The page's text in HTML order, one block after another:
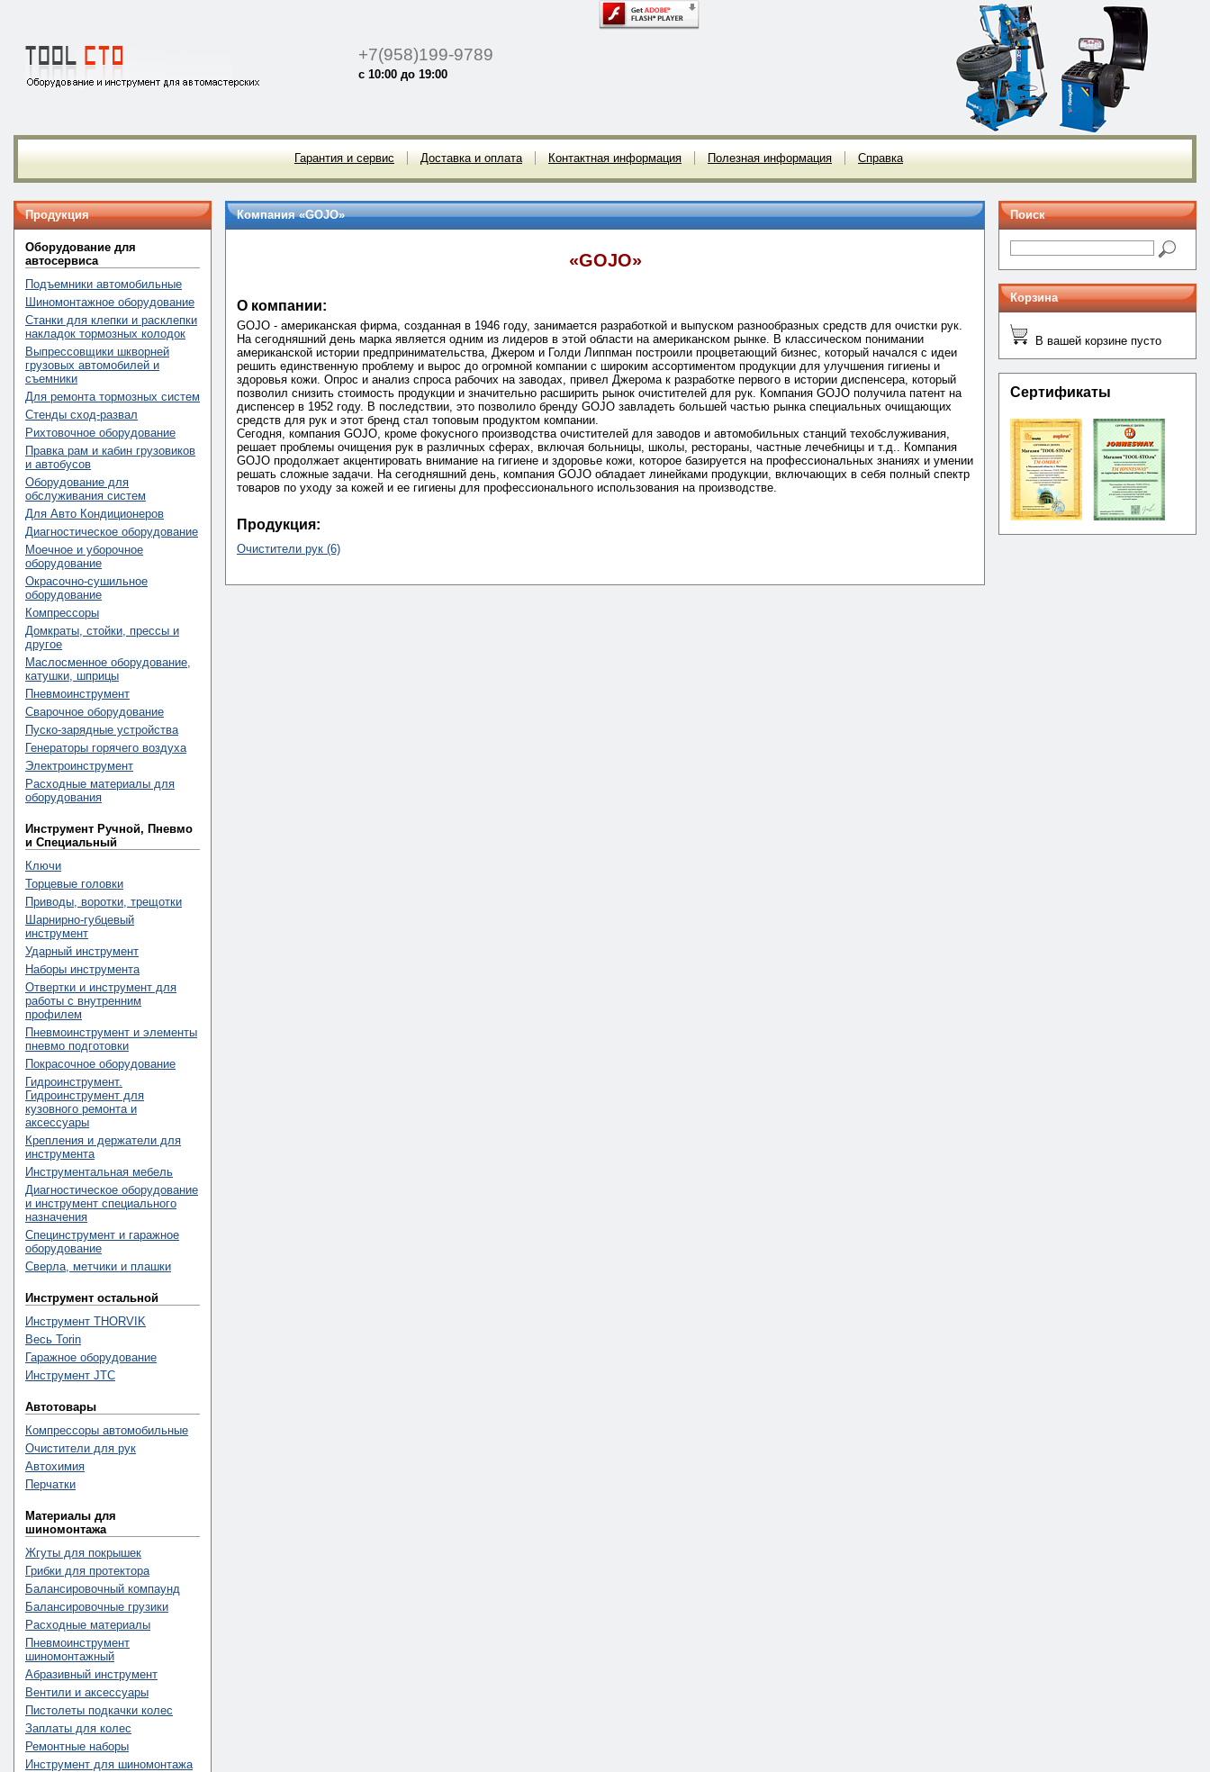
+7(958)199-9789
с 10:00 до 19:00
Гарантия и сервис Доставка и оплата Контактная информация Полезная информация Справка
Продукция
Оборудование для
автосервиса
Подъемники автомобильные
Шиномонтажное оборудование
Станки для клепки и расклепки
накладок тормозных колодок
Выпрессовщики шкворней
грузовых автомобилей и
съемники
Для ремонта тормозных систем
Стенды сход-развал
Рихтовочное оборудование
Правка рам и кабин грузовиков
и автобусов
Оборудование для
обслуживания систем
Для Авто Кондиционеров
Диагностическое оборудование
Моечное и уборочное
оборудование
Окрасочно-сушильное
оборудование
Компрессоры
Домкраты, стойки, прессы и
другое
Маслосменное оборудование,
катушки, шприцы
Пневмоинструмент
Сварочное оборудование
Пуско-зарядные устройства
Генераторы горячего воздуха
Электроинструмент
Расходные материалы для
оборудования
Инструмент Ручной, Пневмо
и Специальный
Ключи
Торцевые головки
Приводы, воротки, трещотки
Шарнирно-губцевый
инструмент
Ударный инструмент
Наборы инструмента
Отвертки и инструмент для
работы с внутренним
профилем
Пневмоинструмент и элементы
пневмо подготовки
Покрасочное оборудование
Гидроинструмент.
Гидроинструмент для
кузовного ремонта и
аксессуары
Крепления и держатели для
инструмента
Инструментальная мебель
Диагностическое оборудование
и инструмент специального
назначения
Специнструмент и гаражное
оборудование
Сверла, метчики и плашки
Инструмент остальной
Инструмент THORVIK
Весь Torin
Гаражное оборудование
Инструмент JTC
Автотовары
Компрессоры автомобильные
Очистители для рук
Автохимия
Перчатки
Материалы для
шиномонтажа
Жгуты для покрышек
Грибки для протектора
Балансировочный компаунд
Балансировочные грузики
Расходные материалы
Пневмоинструмент
шиномонтажный
Абразивный инструмент
Вентили и аксессуары
Пистолеты подкачки колес
Заплаты для колес
Ремонтные наборы
Инструмент для шиномонтажа
Компания «GOJO»
«GOJO»
О компании:
GOJO - американская фирма, созданная в 1946 году, занимается разработкой и выпуском разнообразных средств для очистки рук.
На сегодняшний день марка является одним из лидеров в этой области на американском рынке. В классическом понимании
американской истории предпринимательства, Джером и Голди Липпман построили процветающий бизнес, который начался с идеи
решить единственную проблему и вырос до огромной компании с широким ассортиментом продукции для улучшения гигиены и
здоровья кожи. Опрос и анализ спроса рабочих на заводах, привел Джерома к разработке первого в истории диспенсера, который
позволил снизить стоимость продукции и значительно расширить рынок очистителей для рук. Компания GOJO получила патент на
диспенсер в 1952 году. В последствии, это позволило бренду GOJO завладеть большей частью рынка специальных очищающих
средств для рук и этот бренд стал топовым продуктом компании.
Сегодня, компания GOJO, кроме фокусного производства очистителей для заводов и автомобильных станций техобслуживания,
решает проблемы очищения рук в различных сферах, включая больницы, школы, рестораны, частные лечебницы и т.д.. Компания
GOJO продолжает акцентировать внимание на гигиене и здоровье кожи, которое базируется на профессиональных знаниях и умении
решать сложные задачи. На сегодняшний день, компания GOJO обладает линейками продукции, включающих в себя полный спектр
товаров по уходу за кожей и ее гигиены для профессионального использования на производстве.
Продукция:
Очистители рук (6)
Поиск
Корзина
В вашей корзине пусто
Сертификаты